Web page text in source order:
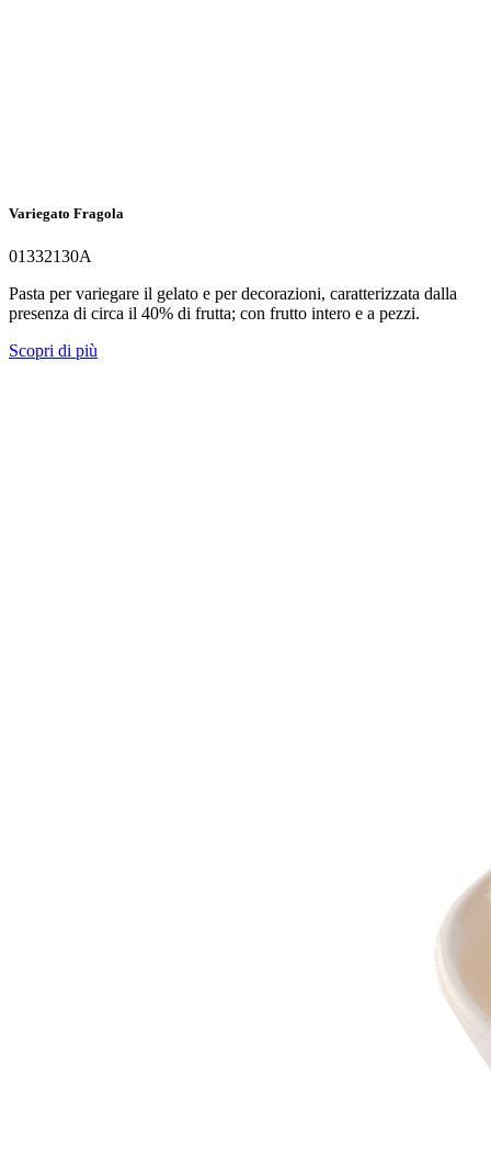
Variegato Fragola
01332130A
Pasta per variegare il gelato e per decorazioni, caratterizzata dalla
presenza di circa il 40% di frutta; con frutto intero e a pezzi.
Scopri di più